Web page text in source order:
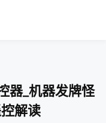
器_机器发牌怪
解读